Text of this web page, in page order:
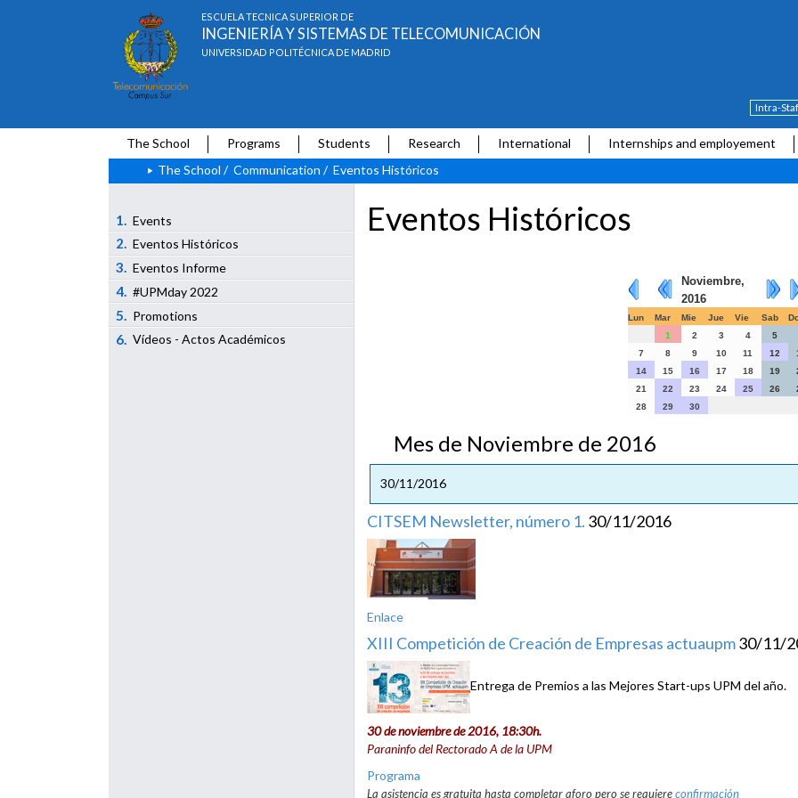
ESCUELA TÉCNICA SUPERIOR DE
INGENIERÍA Y SISTEMAS DE TELECOMUNICACIÓN
UNIVERSIDAD POLITÉCNICA DE MADRID
Intra-
The School Programs Students Research International
Internships and employement
The School / Communication / Eventos Históricos
1. Events
2. Eventos Históricos
3. Eventos Informe
4. #UPMday 2022
5. Promotions
6. Vídeos - Actos Académicos
Eventos Históricos
Noviembre,
2016
Lun Mar Mie Jue Vie Sab
1
2 3 4
5
7
8 9 10 11 12
14
15 16 17 18 19
21
22 23 24 25 26
28
29 30
Mes de Noviembre de 2016
30/11/2016
CITSEM Newsletter, número 1. 30/11/2016
Enlace
XIII Competición de Creación de Empresas actuaupm30/11/
Entrega de Premios a las Mejores Start-ups UPM del año.
30 de noviembre de 2016, 18:30h.
Paraninfo del Rectorado A de la UPM
Programa
La asistencia es gratuita hasta completar aforo pero se requiereconfirmación